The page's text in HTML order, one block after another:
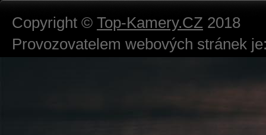
Copyright © Top-Kamery.CZ 2018
Provozovatelem webových stránek
Právnická osoba podnikající dle